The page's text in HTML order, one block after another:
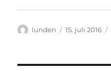
Forfatter
lunden Publisert
15. juli 2016